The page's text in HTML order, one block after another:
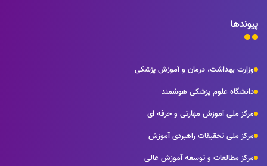
پیوندها
وزارت بهداشت، درمان و آموزش پزشکی
دانشگاه علوم پزشکی هوشمند
مرکز ملی آموزش مهارتی و حرفه ای
مرکز ملی تحقیقات راهبردی آموزش
مرکز مطالعات و توسعه آموزش عالی